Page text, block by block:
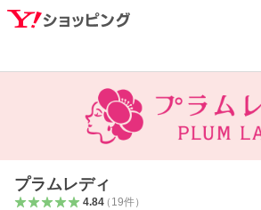
プラムレディ
4.84（ 19件）